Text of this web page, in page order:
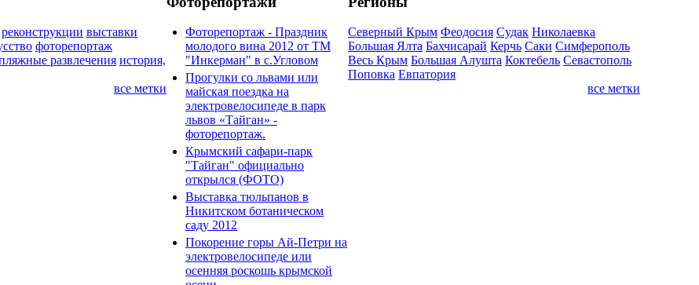
реконструкции выставки
фоторепортаж
развлечения история,
все метки
Фоторепортаж - Праздник
молодого вина 2012 от ТМ
"Инкерман" в с.Угловом
Прогулки cо львами или
майская поездка на
электровелосипеде в парк
львов «Тайган» -
фоторепортаж.
Крымский сафари-парк
"Тайган" официально
открылся (ФОТО)
Выставка тюльпанов в
Никитском ботаническом
саду 2012
Покорение горы Ай-Петри на
электровелосипеде или
осенняя роскошь крымской
Северный Крым Феодосия Судак Николаевка
Большая Ялта Бахчисарай Керчь Саки Симферополь
Весь Крым Большая Алушта Коктебель Севастополь
Поповка Евпатория
все метки